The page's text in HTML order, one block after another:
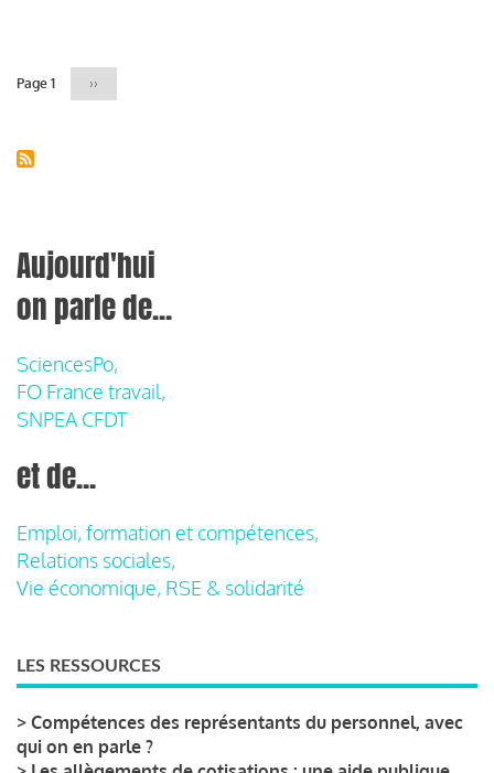
Page 1
Page
››
Aujourd'hui
on parle de...
SciencesPo,
FO France travail,
SNPEA CFDT
et de...
Emploi, formation et compétences,
Relations sociales,
Vie économique, RSE & solidarité
LES RESSOURCES
> Compétences des représentants du personnel, avec
qui on en parle ?